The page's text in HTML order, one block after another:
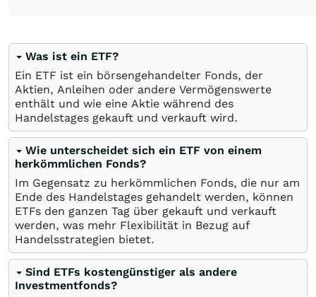
Was ist ein ETF?
Ein ETF ist ein börsengehandelter Fonds, der
Aktien, Anleihen oder andere Vermögenswerte
enthält und wie eine Aktie während des
Handelstages gekauft und verkauft wird.
Wie unterscheidet sich ein ETF von einem
herkömmlichen Fonds?
Im Gegensatz zu herkömmlichen Fonds, die nur am
Ende des Handelstages gehandelt werden, können
ETFs den ganzen Tag über gekauft und verkauft
werden, was mehr Flexibilität in Bezug auf
Handelsstrategien bietet.
Sind ETFs kostengünstiger als andere
Investmentfonds?